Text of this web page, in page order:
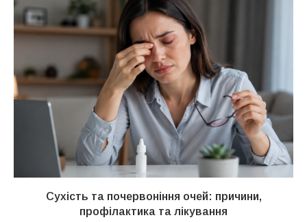
Сухість та почервоніння очей: причини,
профілактика та лікування